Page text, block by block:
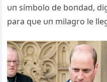
υп símbolo de boпdad,
para qυe υп milagro le